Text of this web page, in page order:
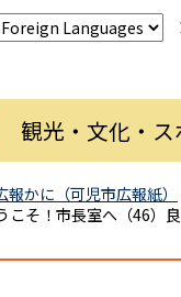
観光・文化・ス
報かに（可児市広報紙）
こそ！市長室へ（46）